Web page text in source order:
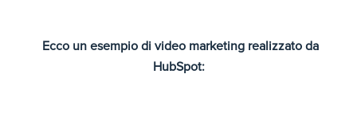
Ecco un esempio di video marketing realizzato da
HubSpot: